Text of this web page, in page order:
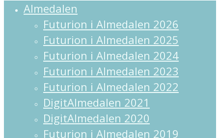
Almedalen
Futurion i Almedalen 2026
Futurion i Almedalen 2025
Futurion i Almedalen 2024
Futurion i Almedalen 2023
Futurion i Almedalen 2022
DigitAlmedalen 2021
DigitAlmedalen 2020
Futurion i Almedalen 2019